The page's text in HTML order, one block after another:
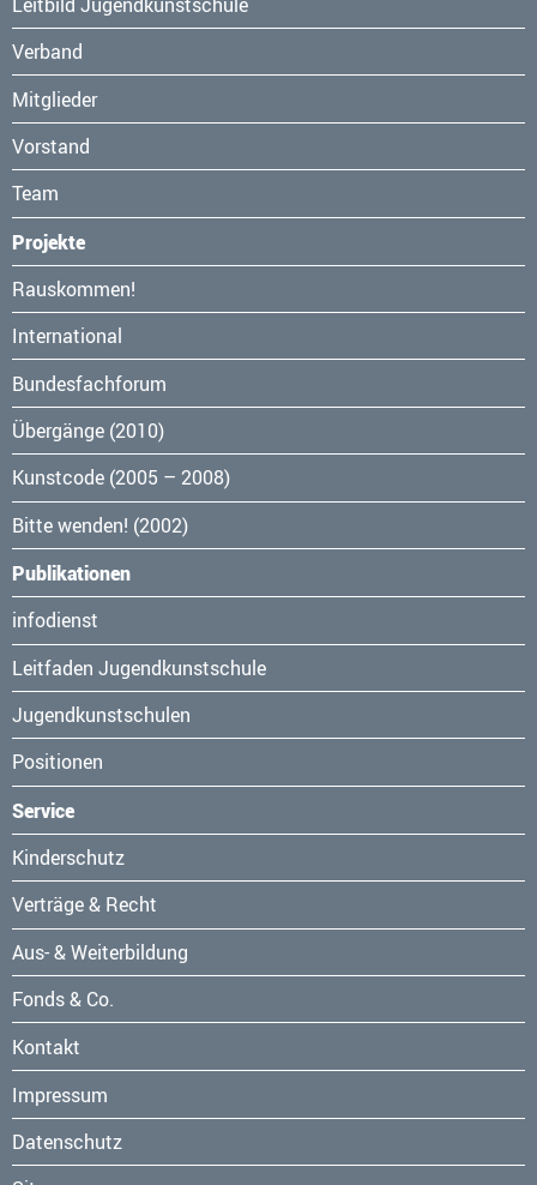
Verband
Mitglieder
Vorstand
Team
Projekte
Navigation
überspringen
Rauskommen!
International
Bundesfachforum
Übergänge (2010)
Kunstcode (2005 – 2008)
Bitte wenden! (2002)
Publikationen
Navigation
überspringen
infodienst
Leitfaden Jugendkunstschule
Jugendkunstschulen
Positionen
Service
Navigation
überspringen
Kinderschutz
Verträge & Recht
Aus- & Weiterbildung
Fonds & Co.
Kontakt
Navigation
überspringen
Impressum
Datenschutz